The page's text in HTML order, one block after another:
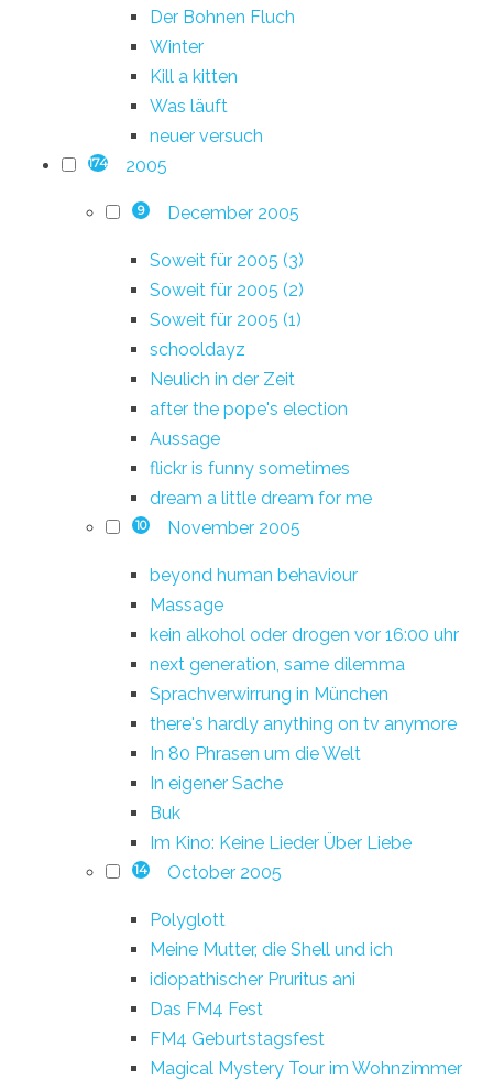
Der Bohnen Fluch
Winter
Kill a kitten
Was läuft
neuer versuch
174 2005
9 December 2005
Soweit für 2005 (3)
Soweit für 2005 (2)
Soweit für 2005 (1)
schooldayz
Neulich in der Zeit
after the pope's election
Aussage
flickr is funny sometimes
dream a little dream for me
10 November 2005
beyond human behaviour
Massage
kein alkohol oder drogen vor 16:00 uhr
next generation, same dilemma
Sprachverwirrung in München
there's hardly anything on tv anymore
In 80 Phrasen um die Welt
In eigener Sache
Buk
Im Kino: Keine Lieder Über Liebe
14 October 2005
Polyglott
Meine Mutter, die Shell und ich
idiopathischer Pruritus ani
Das FM4 Fest
FM4 Geburtstagsfest
Magical Mystery Tour im Wohnzimmer